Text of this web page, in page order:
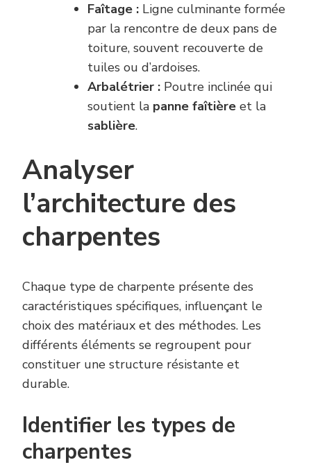
Faîtage : Ligne culminante formée
par la rencontre de deux pans de
toiture, souvent recouverte de
tuiles ou d’ardoises.
Arbalétrier : Poutre inclinée qui
soutient la panne faîtière et la
sablière.
Analyser
l’architecture des
charpentes
Chaque type de charpente présente des
caractéristiques spécifiques, influençant le
choix des matériaux et des méthodes. Les
différents éléments se regroupent pour
constituer une structure résistante et
durable.
Identifier les types de
charpentes